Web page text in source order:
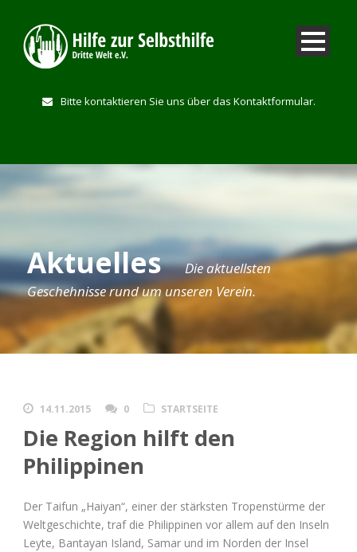
Bitte kontaktieren Sie uns über das Kontaktformular.
Aktuelles
Die aktuellsten
Geschehnisse rund um unseren Verein.
14.11.2015 0 STARTSEITE
Die Region hilft den
Philippinen
Der Taifun „Haiyan“, einer der stärksten Tropenstürme der
Weltgeschichte, traf die Philippinen vor allem auf den Inseln
Leyte, Bantayan Island, Samar und im Norden der Insel